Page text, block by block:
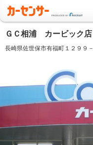
ＧＣ相浦 カービック
長崎県佐世保市有福町１２９９